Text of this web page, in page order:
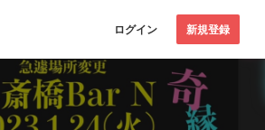
ログイン 新規登録